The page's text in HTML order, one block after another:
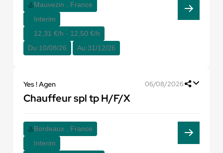
Mauvezin , France
Interim
12,31 €/h - 12,50 €/h
Du:10/08/26 Au:31/12/26
Yes ! Agen 06/08/2026
Chauffeur spl tp H/F/X
Bordeaux , France
Interim